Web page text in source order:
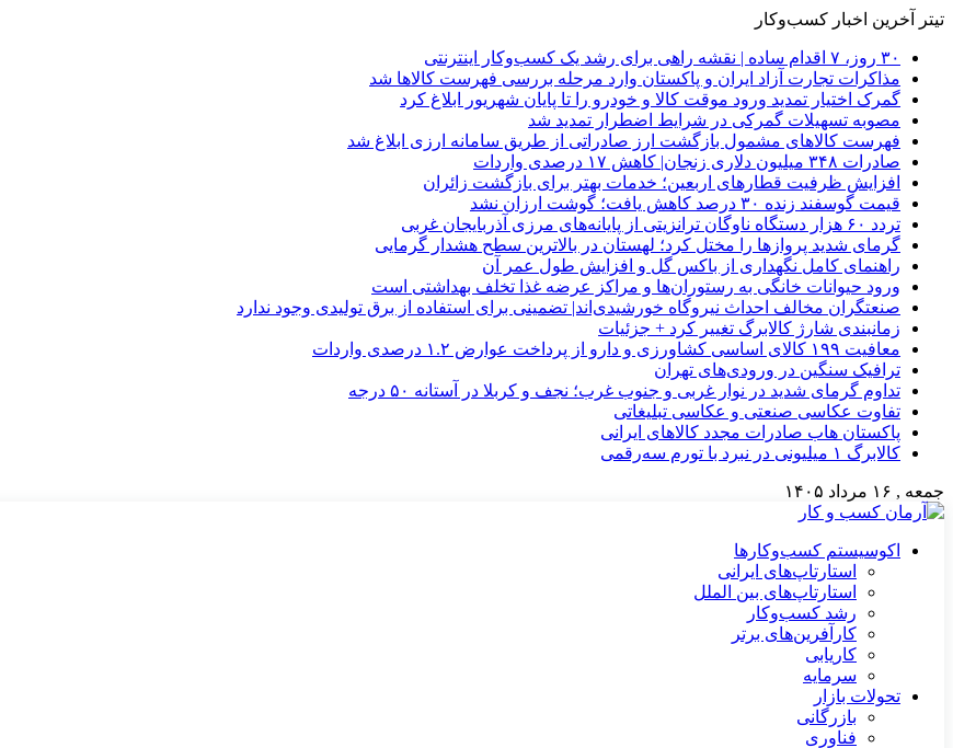
تیتر آخرین اخبار کسب‌وکار
۳۰ روز، ۷ اقدام ساده | نقشه راهی برای رشد یک کسب‌وکار اینترنتی
مذاکرات تجارت آزاد ایران و پاکستان وارد مرحله بررسی فهرست کالاها شد
گمرک اختیار تمدید ورود موقت کالا و خودرو را تا پایان شهریور ابلاغ کرد
مصوبه تسهیلات گمرکی در شرایط اضطرار تمدید شد
فهرست کالاهای مشمول بازگشت ارز صادراتی از طریق سامانه ارزی ابلاغ شد
صادرات ۳۴۸ میلیون دلاری زنجان| ‌کاهش ۱۷ درصدی واردات
افزایش ظرفیت قطارهای اربعین؛ خدمات بهتر برای بازگشت زائران
قیمت گوسفند زنده ۳۰ درصد کاهش یافت؛ گوشت ارزان نشد
تردد ۶۰ هزار دستگاه ناوگان ترانزیتی از پایانه‌های مرزی آذربایجان ‌غربی
گرمای شدید پروازها را مختل کرد؛ لهستان در بالاترین سطح هشدار گرمایی
راهنمای کامل نگهداری از باکس گل و افزایش طول عمر آن
ورود حیوانات خانگی به رستوران‌ها و مراکز عرضه غذا تخلف بهداشتی است
صنعتگران مخالف احداث نیروگاه خورشیدی‌اند| تضمینی برای استفاده از برق تولیدی وجود ندارد
زمانبندی شارژ کالابرگ تغییر کرد + جزئیات
معافیت ۱۹۹ کالای اساسی کشاورزی و دارو از پرداخت عوارض ۱.۲ درصدی واردات
ترافیک سنگین در ورودی‌های تهران
تداوم گرمای شدید در نوار غربی و جنوب غرب؛ نجف و کربلا در آستانه ۵۰ درجه
تفاوت عکاسی صنعتی و عکاسی تبلیغاتی
پاکستان هاب صادرات مجدد کالاهای ایرانی
کالابرگ ۱ میلیونی در نبرد با تورم سه‌رقمی
جمعه , ۱۶ مرداد ۱۴۰۵
اکوسیستم کسب‌وکارها
استارتاپ‌های ایرانی
استارتاپ‌های بین الملل
رشد کسب‌وکار
کارآفرین‌های برتر
کاریابی
سرمایه
تحولات بازار
بازرگانی
فناوری